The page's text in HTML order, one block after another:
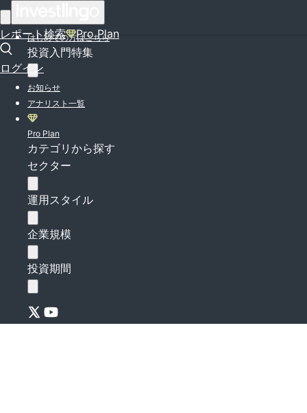
レポート検索 Pro Plan
ログイン
はじめての方はこちら
投資入門特集
お知らせ
アナリスト一覧
Pro Plan
カテゴリから探す
セクター
運用スタイル
企業規模
投資期間